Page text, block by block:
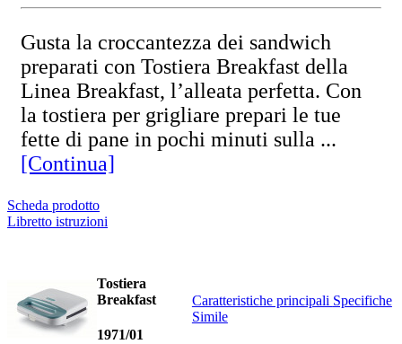
Gusta la croccantezza dei sandwich
preparati con Tostiera Breakfast della
Linea Breakfast, l’alleata perfetta. Con
la tostiera per grigliare prepari le tue
fette di pane in pochi minuti sulla ...
[Continua]
Scheda prodotto
Libretto istruzioni
Tostiera
Breakfast
1971/01
Caratteristiche principali Specifiche
Simile